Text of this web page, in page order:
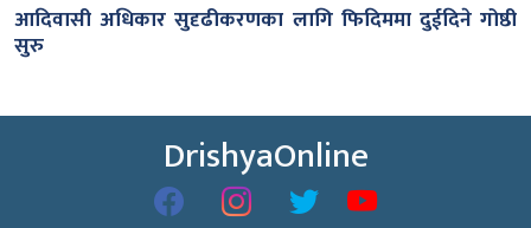
आदिवासी अधिकार सुदृढीकरणका लागि फिदिममा दुईदिने गोष्ठी
सुरु
DrishyaOnline